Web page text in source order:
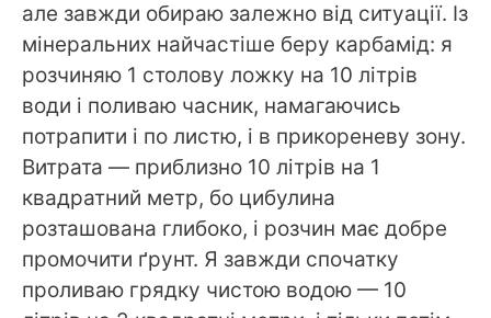
але завжди обираю залежно від ситуації. Із
мінеральних найчастіше беру карбамід: я
розчиняю 1 столову ложку на 10 літрів
води і поливаю часник, намагаючись
потрапити і по листю, і в прикореневу зону.
Витрата — приблизно 10 літрів на 1
квадратний метр, бо цибулина
розташована глибоко, і розчин має добре
промочити ґрунт. Я завжди спочатку
проливаю грядку чистою водою — 10